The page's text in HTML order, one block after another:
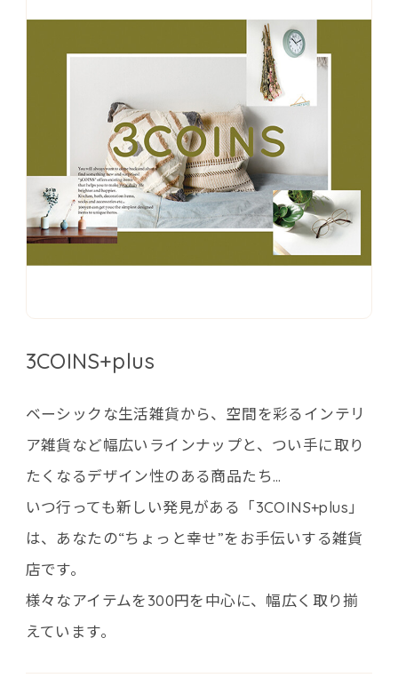
3COINS+plus
ベーシックな生活雑貨から、空間を彩るインテリ
ア雑貨など幅広いラインナップと、つい手に取り
たくなるデザイン性のある商品たち…
いつ行っても新しい発見がある「3COINS+plus」
は、あなたの“ちょっと幸せ”をお手伝いする雑貨
店です。
様々なアイテムを300円を中心に、幅広く取り揃
えています。